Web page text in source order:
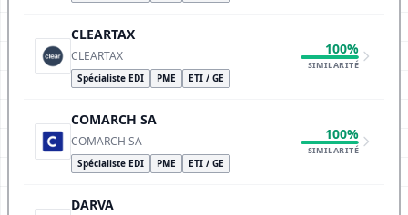
CLEARTAX
CLEARTAX
Spécialiste EDI PME ETI / GE
100%
SIMILARITÉ
COMARCH SA
COMARCH SA
Spécialiste EDI PME ETI / GE
100%
SIMILARITÉ
DARVA